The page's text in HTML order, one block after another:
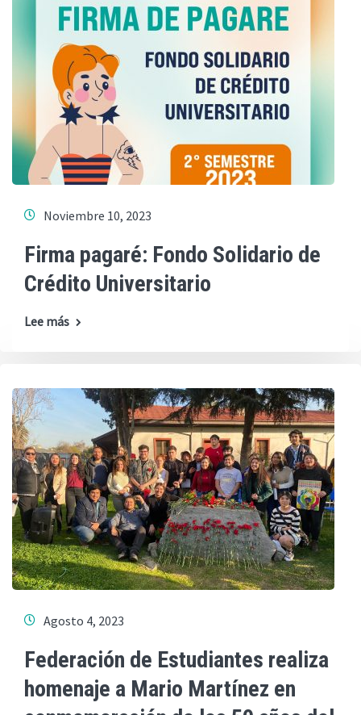
Noviembre 10, 2023
Firma pagaré: Fondo Solidario de
Crédito Universitario
Lee más
Agosto 4, 2023
Federación de Estudiantes realiza
homenaje a Mario Martínez en